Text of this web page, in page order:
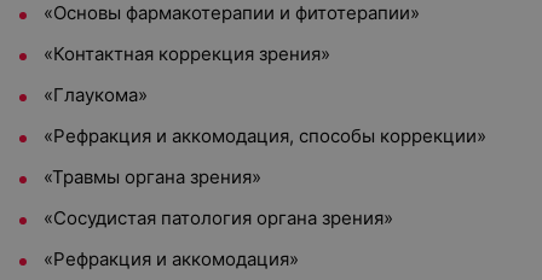
«Основы фармакотерапии и фитотерапии»
«Контактная коррекция зрения»
«Глаукома»
«Рефракция и аккомодация, способы коррекции»
«Травмы органа зрения»
«Сосудистая патология органа зрения»
«Рефракция и аккомодация»